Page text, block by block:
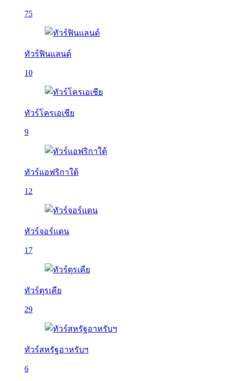
75
ทัวร์ฟินแลนด์
10
ทัวร์โครเอเชีย
9
ทัวร์แอฟริกาใต้
12
ทัวร์จอร์แดน
17
ทัวร์ตุรเคีย
29
ทัวร์สหรัฐอาหรับฯ
6